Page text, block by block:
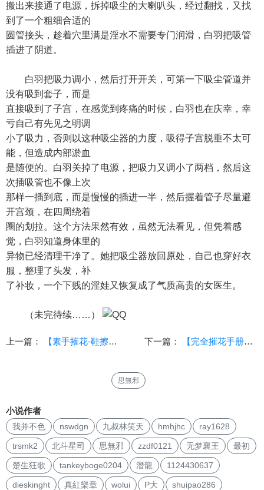
搬出来接通了电源，拆掉吸尘的大喇叭头，经过翻找，又找
到了一个粗细合适的
圆管接头，趁着穴里满是淫水不需要专门润滑，白羽把吸管
插进了阴道。
白羽把吸力调小，然后打开开关，可第一下吸尘管道并
没有吸到套子，而是
直接吸到了子宫，在感觉到疼痛的时候，白羽也在庆幸，幸
亏自己有先见之明调
小了吸力，否则以这种吸尘器的力度，吸得子宫脱垂不太可
能，但造成内部淤血
是随便的。白羽关掉了电源，把吸力又调小了两档，然后这
次插吸管也不像上次
那样一插到底，而是慢慢的插进一半，然后握着管子尽量避
开宫颈，在四周绕着
圈的划拉。这个方法果然有效，虽然无法看见，但凭着感
觉，白羽知道身体里的
异物已经清理干净了。她把吸尘器放回原处，自己也穿好衣
服，整理了头发，补
了补妆，一个下贱的淫娃又恢复成了气质高贵的女医生。
（未完待续……）
上一篇： 【素手摧花-鞋擦】（2）（重口女女） 下一篇： 【完全摧花手册之地狱天使（加料版）】第一章
思無邪
小说作者
我并不色 nswdgn 九叔林笑天 hmhjhc ray1628
trsmk2 北斗星司 思無邪 zzdf0121 无梦襄王 最初
楚生狂歌 tankeyboge0204 潛龍 1124430637
dieskinght 真紅樂章 wolui P大 shuipao286